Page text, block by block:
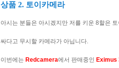
상품 2. 토이카메라
아시는 분들은 아시겠지만 저를 키운 8할은
싸다고 무시할 카메라가 아닙니다.
이번에는 Redcamera에서 판매중인 Eximus